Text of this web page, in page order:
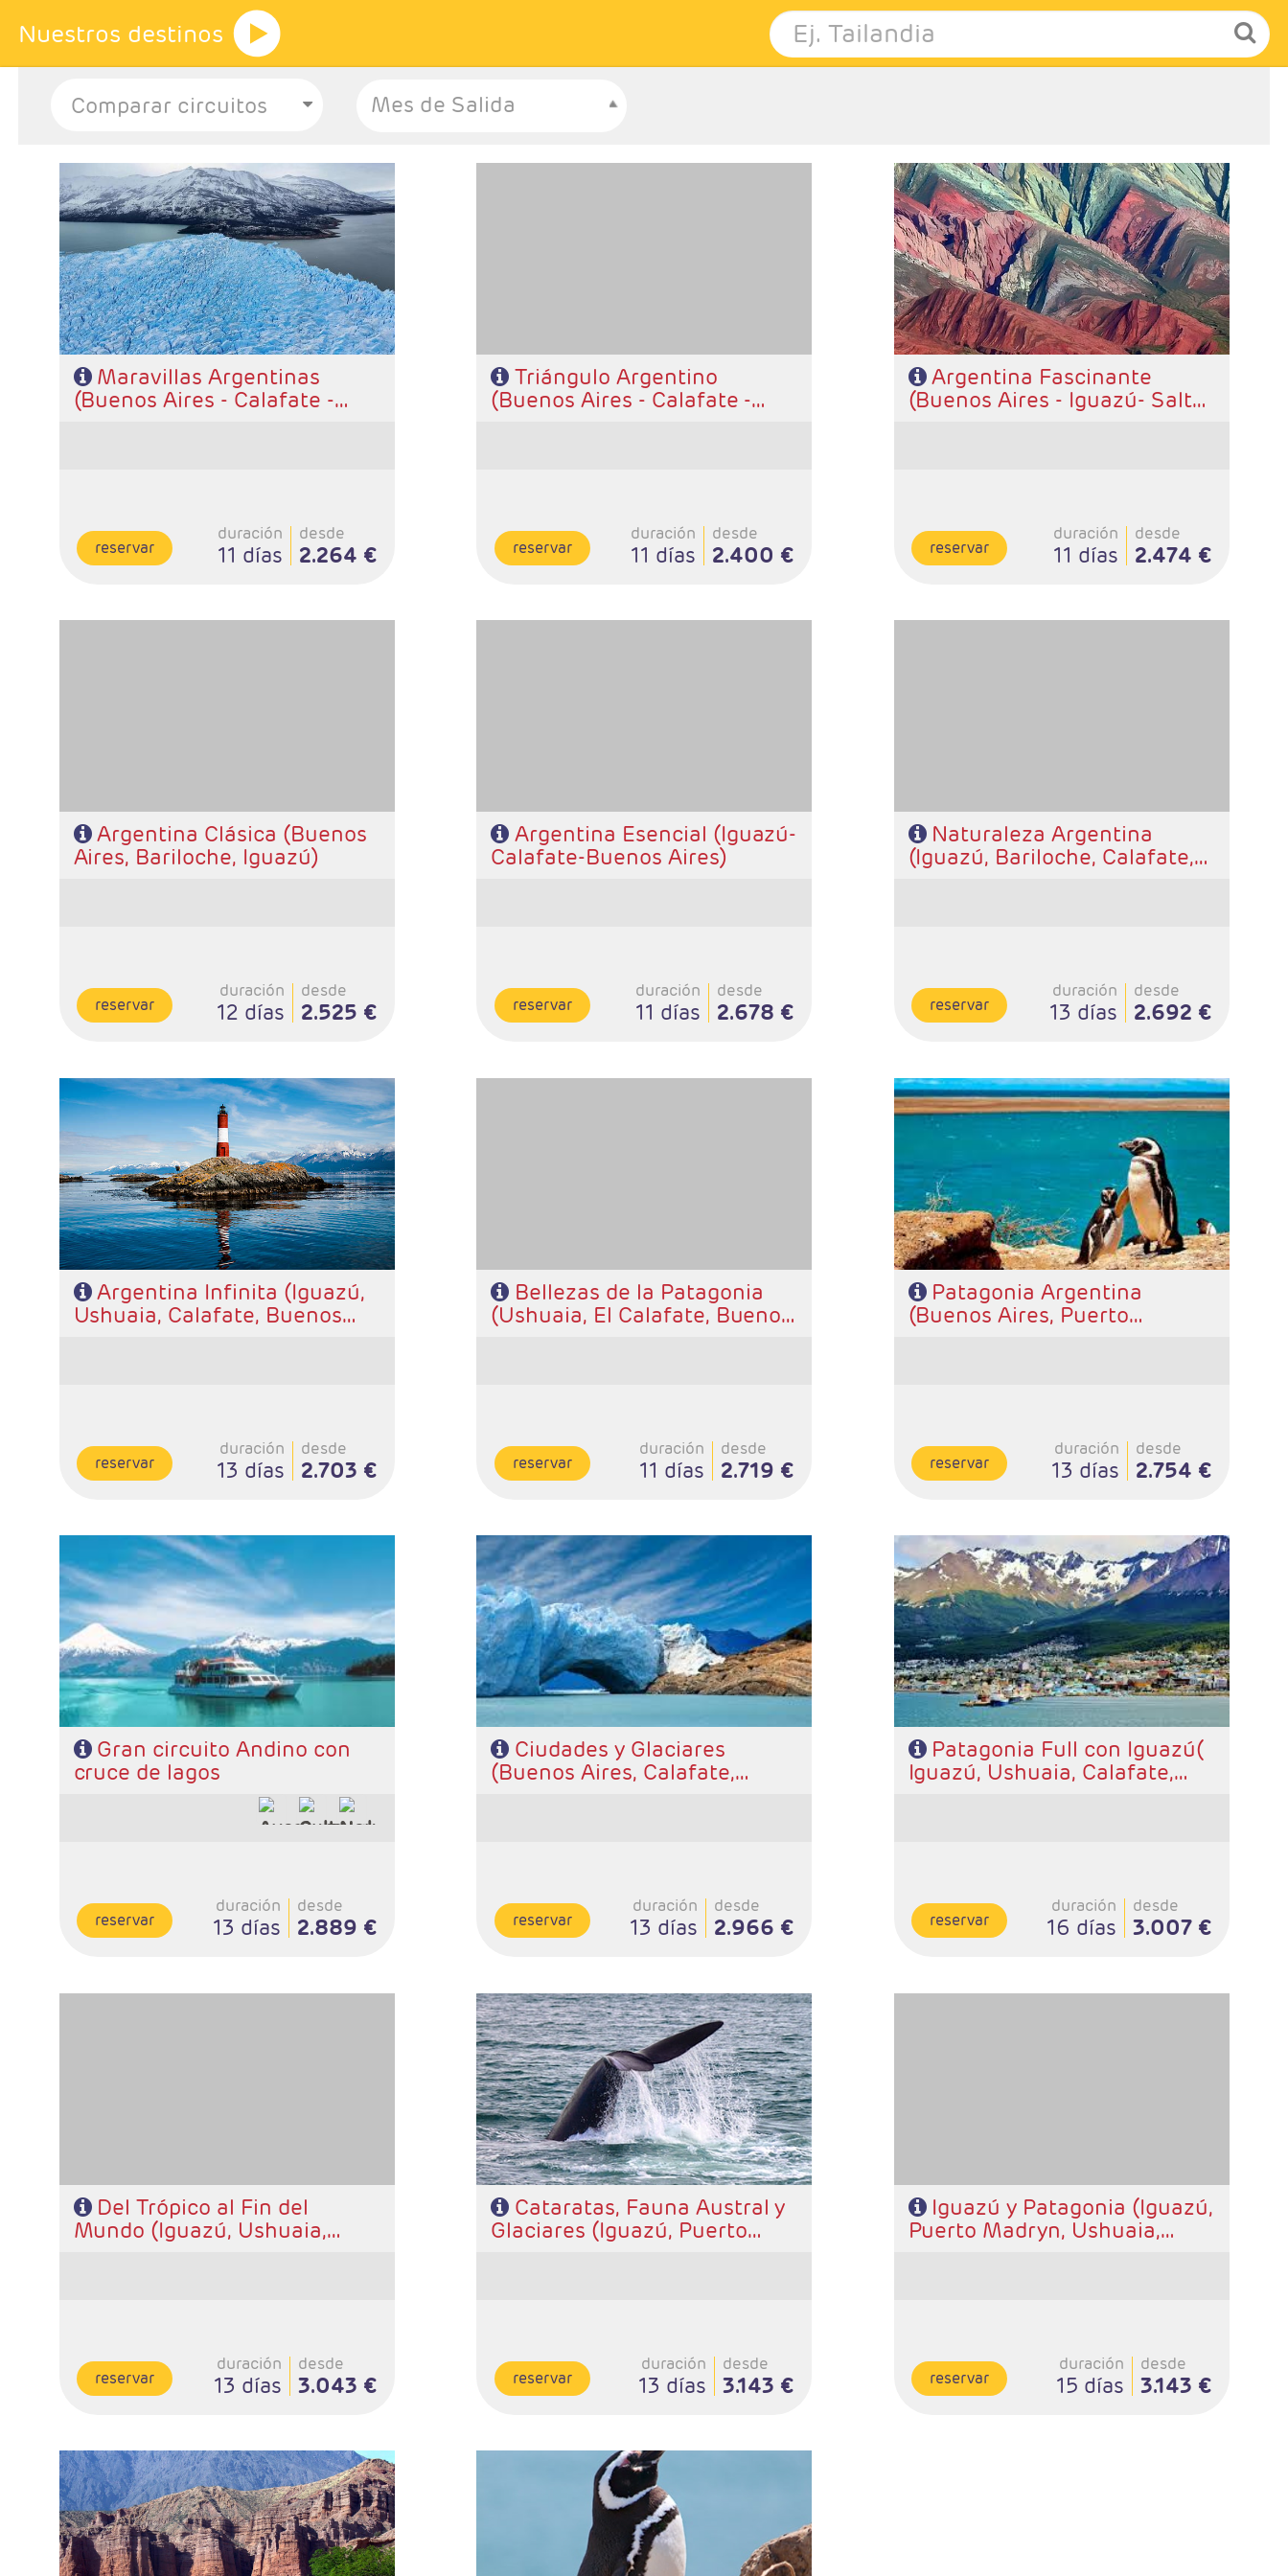
Nuestros destinos
Mes de Salida
-Salidas: Diarias
- Ruta: 3 noches Buenos Aires, 3 noches Calafate y 2
noches Iguazú.
- Categoría hotelera: A elección del cliente
- Régimen: Alojamiento y desayuno.
Maravillas Argentinas
(Buenos Aires - Calafate -
reservar
duración
11 días
desde
2.264 €
Triángulo Argentino
(Buenos Aires - Calafate -
reservar
duración
11 días
desde
2.400 €
-Salidas: Diarias
- Ruta: 2 noches Buenos Aires, 2 noches Iguazú, 3
noches Salta y 1 noche Purmamarca
- Categoría hotelera: A elección del cliente
- Régimen: Alojamiento y desayuno.
Argentina Fascinante
(Buenos Aires - Iguazú- Salta
reservar
duración
11 días
desde
2.474 €
Argentina Clásica (Buenos
Aires, Bariloche, Iguazú)
reservar
duración
12 días
desde
2.525 €
Argentina Esencial (Iguazú-
Calafate-Buenos Aires)
reservar
duración
11 días
desde
2.678 €
Naturaleza Argentina
(Iguazú, Bariloche, Calafate,
reservar
duración
13 días
desde
2.692 €
- Salidas: Diarias
- Ruta: 2 noches Iguazú, 2 noches Ushuaia, 3 noches
Calafate y 3 noches Buenos Aires.
- Categoría hotelera: A elección del cliente
- Régimen: Alojamiento y desayuno.
Argentina Infinita (Iguazú,
Ushuaia, Calafate, Buenos
reservar
duración
13 días
desde
2.703 €
Bellezas de la Patagonia
(Ushuaia, El Calafate, Buenos
reservar
duración
11 días
desde
2.719 €
- Salidas: Diarias
- Ruta: 3 noches Buenos Aires, 2 noches Puerto
Madryn, 2 noches Ushuaia y, 3 noches El Calafate
- Categoría hotelera: A elección del cliente
Patagonia Argentina
(Buenos Aires, Puerto
reservar
duración
13 días
desde
2.754 €
- Salidas: Diarias
- Ruta:Alojamiento de 3 noches Santiago, 1noche
Puerto Varas, 3 noches Bariloche y 3 noches Buenos
Aires
- Categoría hotelera: De libre elección
- Régimen: Según programa
Gran circuito Andino con
cruce de lagos
reservar
duración
13 días
desde
2.889 €
- Salidas: Diarias, excepto Mayo-Septiembre - según
calendaio
- Ruta: 2 noches Buenos Aires, 3 noches El Calafate, 3
noches Puerto Natales y 2 noches Santiago
- Categoría hotelera: A elección del cliente
- Régimen: Alojamiento y desayuno.
Ciudades y Glaciares
(Buenos Aires, Calafate,
reservar
duración
13 días
desde
2.966 €
- Salidas: Diarias
- Ruta:2 noches Iguazú, 2 noches Ushuaia, 3 noches El
Calafate, 3 noches Bariloche y 3 noches Buenos Aires
- Categoría hotelera: A elección del cliente
- Régimen: Alojamiento y desayuno.
Patagonia Full con Iguazú(
Iguazú, Ushuaia, Calafate,
reservar
duración
16 días
desde
3.007 €
Del Trópico al Fin del
Mundo (Iguazú, Ushuaia,
reservar
duración
13 días
desde
3.043 €
- Salidas: Diarias
- Ruta: 2 noches Iguazú, 2 noches Península de Valdés,
3 noches Calafate y 3 noches Buenos Aires.
- Categoría hotelera: A elección del cliente
- Régimen: Alojamiento y desayuno.
Cataratas, Fauna Austral y
Glaciares (Iguazú, Puerto
reservar
duración
13 días
desde
3.143 €
Iguazú y Patagonia (Iguazú,
Puerto Madryn, Ushuaia,
reservar
duración
15 días
desde
3.143 €
- Salidas: Diarias
- Ruta: 3 noches Buenos Aires, 3 noches Salta, 1 noche
Cachi, 1 noche Cafayate y 1 noche Puumamarca
- Categoría hotelera: A elección del cliente.
- Régimen: Alojamiento y desayuno.
- Ruta: 2 noches Iguazú, 3 noches Península Valdés, 2
noches Ushuaia, 3 noches Calafate y 3 noches Buenos
- Categoría hotelera: A elección del cliente
- Régimen: Alojamiento y desayuno